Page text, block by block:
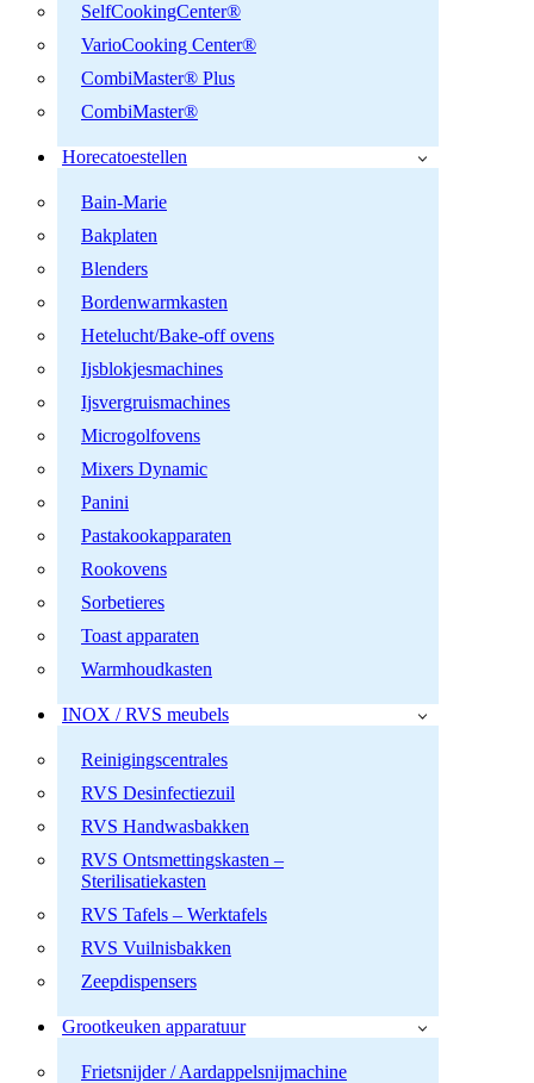
SelfCookingCenter®
VarioCooking Center®
CombiMaster® Plus
CombiMaster®
Horecatoestellen
Bain-Marie
Bakplaten
Blenders
Bordenwarmkasten
Hetelucht/Bake-off ovens
Ijsblokjesmachines
Ijsvergruismachines
Microgolfovens
Mixers Dynamic
Panini
Pastakookapparaten
Rookovens
Sorbetieres
Toast apparaten
Warmhoudkasten
INOX / RVS meubels
Reinigingscentrales
RVS Desinfectiezuil
RVS Handwasbakken
RVS Ontsmettingskasten –
Sterilisatiekasten
RVS Tafels – Werktafels
RVS Vuilnisbakken
Zeepdispensers
Grootkeuken apparatuur
Frietsnijder / Aardappelsnijmachine